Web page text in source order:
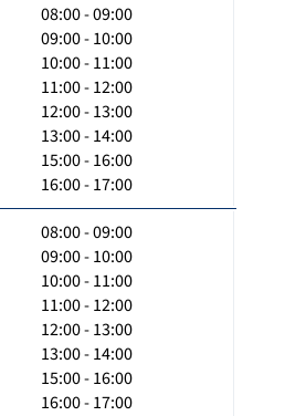
08:00 - 09:00
09:00 - 10:00
10:00 - 11:00
11:00 - 12:00
12:00 - 13:00
13:00 - 14:00
15:00 - 16:00
16:00 - 17:00
08:00 - 09:00
09:00 - 10:00
10:00 - 11:00
11:00 - 12:00
12:00 - 13:00
13:00 - 14:00
15:00 - 16:00
16:00 - 17:00